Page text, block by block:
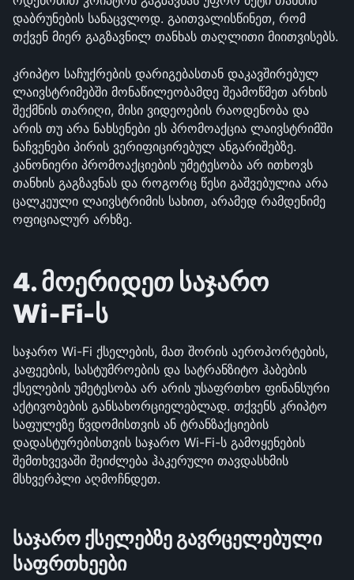
დაბრუნების სანაცვლოდ. გაითვალისწინეთ, რომ
თქვენ მიერ გაგზავნილ თანხას თაღლითი მიითვისებს.
კრიპტო საჩუქრების დარიგებასთან დაკავშირებულ
ლაივსტრიმებში მონაწილეობამდე შეამოწმეთ არხის
შექმნის თარიღი, მისი ვიდეოების რაოდენობა და
არის თუ არა ნახსენები ეს პრომოაქცია ლაივსტრიმში
ნაჩვენები პირის ვერიფიცირებულ ანგარიშებზე.
კანონიერი პრომოაქციების უმეტესობა არ ითხოვს
თანხის გაგზავნას და როგორც წესი გაშვებულია არა
ცალკეული ლაივსტრიმის სახით, არამედ რამდენიმე
ოფიციალურ არხზე.
4. მოერიდეთ საჯარო
Wi‑Fi-ს
საჯარო Wi-Fi ქსელების, მათ შორის აეროპორტების,
კაფეების, სასტუმროების და სატრანზიტო ჰაბების
ქსელების უმეტესობა არ არის უსაფრთხო ფინანსური
აქტივობების განსახორციელებლად. თქვენს კრიპტო
საფულეზე წვდომისთვის ან ტრანზაქციების
დადასტურებისთვის საჯარო Wi-Fi-ს გამოყენების
შემთხვევაში შეიძლება ჰაკერული თავდასხმის
მსხვერპლი აღმოჩნდეთ.
საჯარო ქსელებზე გავრცელებული
საფრთხეები